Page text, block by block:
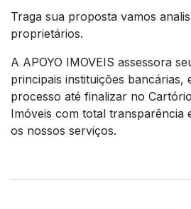
Traga sua proposta vamos
proprietários.
A APOYO IMOVEIS assessora
principais instituições bancárias,
processo até finalizar no
Imóveis com total transparência
os nossos serviços.